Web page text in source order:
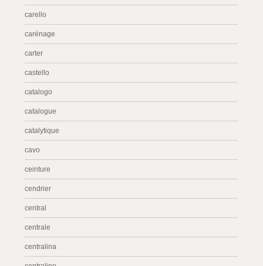
carello
carénage
carter
castello
catalogo
catalogue
catalytique
cavo
ceinture
cendrier
central
centrale
centralina